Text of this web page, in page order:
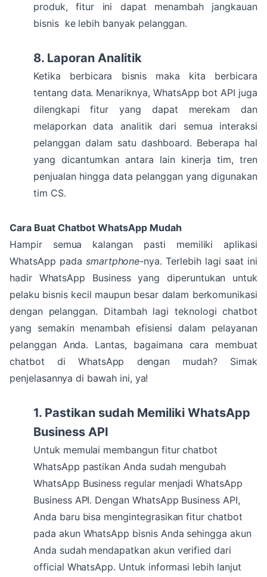
produk, fitur ini dapat menambah jangkauan
bisnis ke lebih banyak pelanggan.
8. Laporan Analitik
Ketika berbicara bisnis maka kita berbicara
tentang data. Menariknya, WhatsApp bot API juga
dilengkapi fitur yang dapat merekam dan
melaporkan data analitik dari semua interaksi
pelanggan dalam satu dashboard. Beberapa hal
yang dicantumkan antara lain kinerja tim, tren
penjualan hingga data pelanggan yang digunakan
tim CS.
Cara Buat Chatbot WhatsApp Mudah
Hampir semua kalangan pasti memiliki aplikasi
WhatsApp pada smartphone-nya. Terlebih lagi saat ini
hadir WhatsApp Business yang diperuntukan untuk
pelaku bisnis kecil maupun besar dalam berkomunikasi
dengan pelanggan. Ditambah lagi teknologi chatbot
yang semakin menambah efisiensi dalam pelayanan
pelanggan Anda. Lantas, bagaimana cara membuat
chatbot di WhatsApp dengan mudah? Simak
penjelasannya di bawah ini, ya!
1. Pastikan sudah Memiliki WhatsApp
Business API
Untuk memulai membangun fitur chatbot
WhatsApp pastikan Anda sudah mengubah
WhatsApp Business regular menjadi WhatsApp
Business API. Dengan WhatsApp Business API,
Anda baru bisa mengintegrasikan fitur chatbot
pada akun WhatsApp bisnis Anda sehingga akun
Anda sudah mendapatkan akun verified dari
official WhatsApp. Untuk informasi lebih lanjut